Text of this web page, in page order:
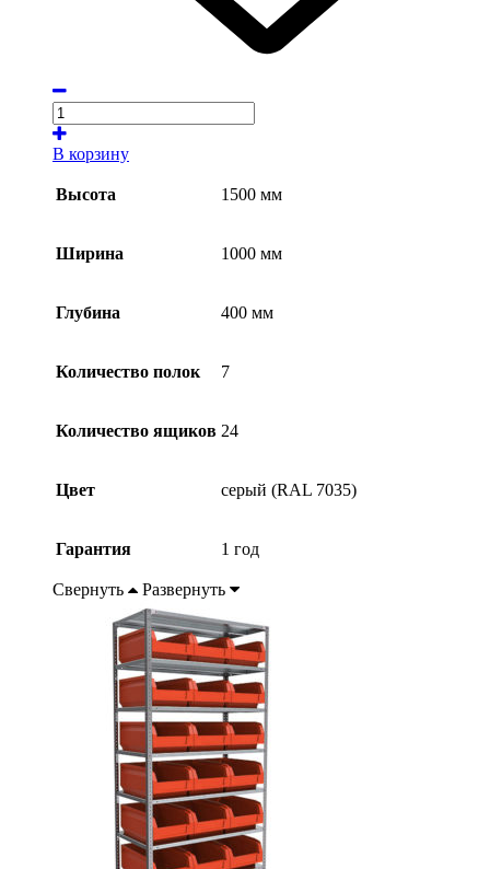
В корзину
Высота 1500 мм
Ширина 1000 мм
Глубина 400 мм
Количество полок 7
Количество ящиков 24
Цвет серый (RAL 7035)
Гарантия 1 год
Свернуть Развернуть